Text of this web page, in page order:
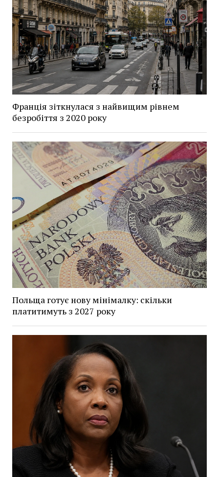
Франція зіткнулася з найвищим рівнем
безробіття з 2020 року
Польща готує нову мінімалку: скільки
платитимуть з 2027 року